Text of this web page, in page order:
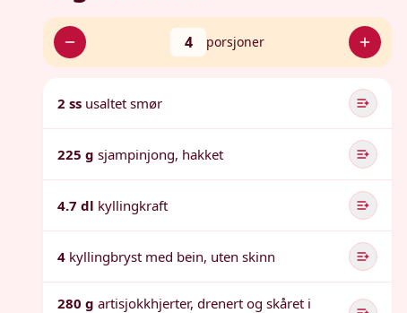
4 porsjoner
2 ss usaltet smør
225 g sjampinjong, hakket
4.7 dl kyllingkraft
4 kyllingbryst med bein, uten skinn
280 g artisjokkhjerter, drenert og skåret i